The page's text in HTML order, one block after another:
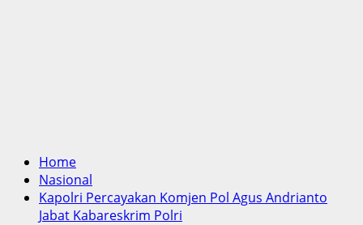
Home
Nasional
Kapolri Percayakan Komjen Pol Agus Andrianto
Jabat Kabareskrim Polri